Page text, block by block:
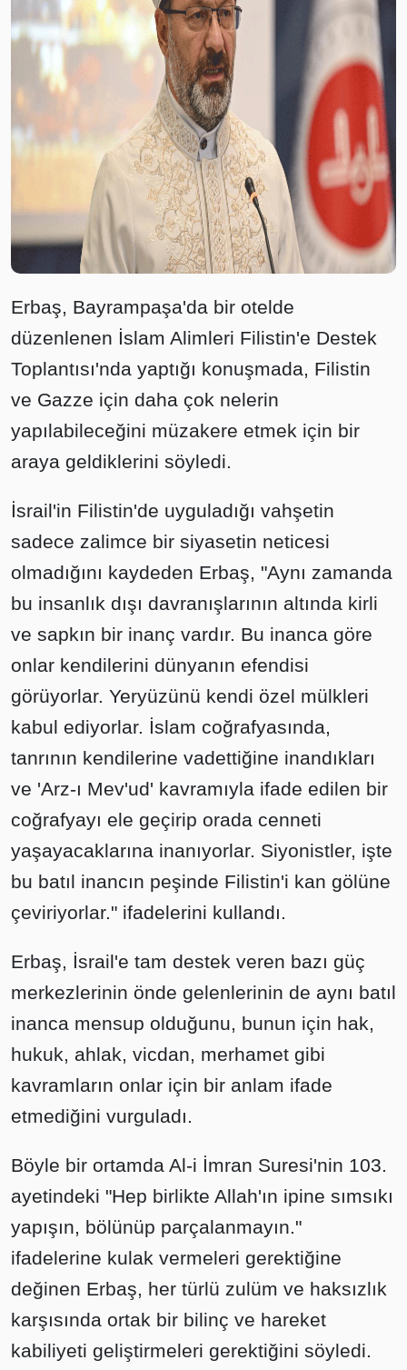
Erbaş, Bayrampaşa'da bir otelde
düzenlenen İslam Alimleri Filistin'e Destek
Toplantısı'nda yaptığı konuşmada, Filistin
ve Gazze için daha çok nelerin
yapılabileceğini müzakere etmek için bir
araya geldiklerini söyledi.
İsrail'in Filistin'de uyguladığı vahşetin
sadece zalimce bir siyasetin neticesi
olmadığını kaydeden Erbaş, "Aynı zamanda
bu insanlık dışı davranışlarının altında kirli
ve sapkın bir inanç vardır. Bu inanca göre
onlar kendilerini dünyanın efendisi
görüyorlar. Yeryüzünü kendi özel mülkleri
kabul ediyorlar. İslam coğrafyasında,
tanrının kendilerine vadettiğine inandıkları
ve 'Arz-ı Mev'ud' kavramıyla ifade edilen bir
coğrafyayı ele geçirip orada cenneti
yaşayacaklarına inanıyorlar. Siyonistler, işte
bu batıl inancın peşinde Filistin'i kan gölüne
çeviriyorlar." ifadelerini kullandı.
Erbaş, İsrail'e tam destek veren bazı güç
merkezlerinin önde gelenlerinin de aynı batıl
inanca mensup olduğunu, bunun için hak,
hukuk, ahlak, vicdan, merhamet gibi
kavramların onlar için bir anlam ifade
etmediğini vurguladı.
Böyle bir ortamda Al-i İmran Suresi'nin 103.
ayetindeki "Hep birlikte Allah'ın ipine sımsıkı
yapışın, bölünüp parçalanmayın."
ifadelerine kulak vermeleri gerektiğine
değinen Erbaş, her türlü zulüm ve haksızlık
karşısında ortak bir bilinç ve hareket
kabiliyeti geliştirmeleri gerektiğini söyledi.